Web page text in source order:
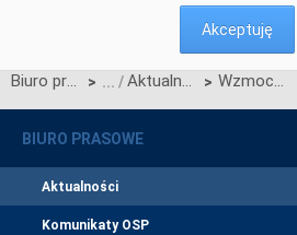
Akceptuję
Biuro prasowe > Aktualności > Wzmocniona ochrona połączenia Polska-Szwecja
BIURO PRASOWE
Aktualności
Komunikaty OSP